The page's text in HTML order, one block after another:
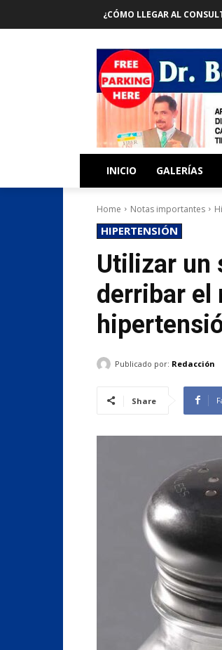
¿CÓMO LLEGAR AL
INICIO GALERÍAS
Home Notas importantes
HIPERTENSIÓN
Utilizar un
derribar el
Publicado por: Redacción
Share